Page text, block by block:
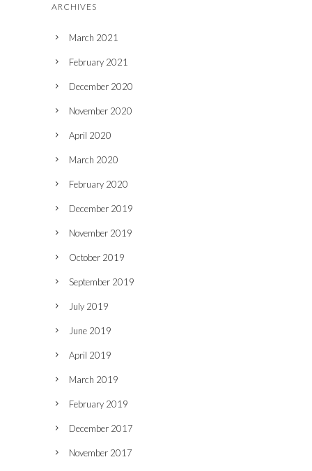
ARCHIVES
March 2021
February 2021
December 2020
November 2020
April 2020
March 2020
February 2020
December 2019
November 2019
October 2019
September 2019
July 2019
June 2019
April 2019
March 2019
February 2019
December 2017
November 2017